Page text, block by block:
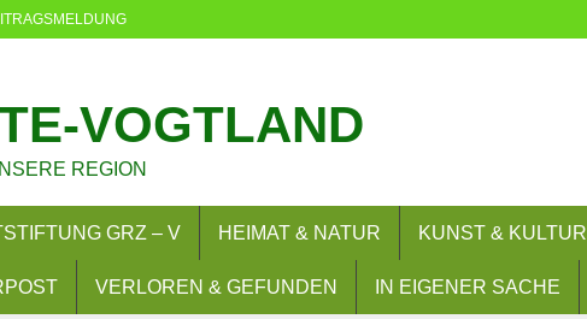
VOGTLAND
REGION
GRZ – V HEIMAT & NATUR KUNST & KULTUR
VERLOREN & GEFUNDEN IN EIGENER SACHE